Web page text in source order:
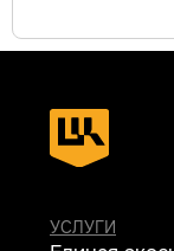
E-MAIL
cybersec@ussc.ru
НОВОСТИ О